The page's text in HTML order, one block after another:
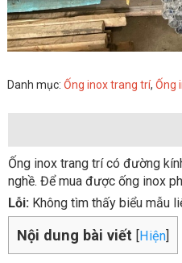
Danh mục: Ống inox trang trí, Ống
Ống inox trang trí có đường
nghề. Để mua được ống inox
Lỗi: Không tìm thấy biểu mẫu
Nội dung bài viết Hiện